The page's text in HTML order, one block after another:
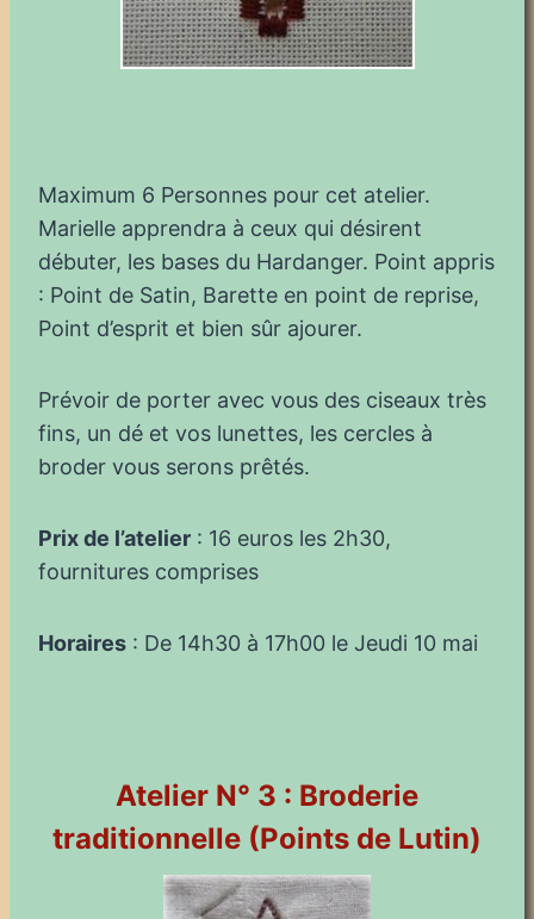
Maximum 6 Personnes pour cet atelier.
Marielle apprendra à ceux qui désirent
débuter, les bases du Hardanger. Point appris
: Point de Satin, Barette en point de reprise,
Point d’esprit et bien sûr ajourer.
Prévoir de porter avec vous des ciseaux très
fins, un dé et vos lunettes, les cercles à
broder vous serons prêtés.
Prix de l’atelier : 16 euros les 2h30,
fournitures comprises
Horaires : De 14h30 à 17h00 le Jeudi 10 mai
Atelier N° 3 : Broderie
traditionnelle (Points de Lutin)